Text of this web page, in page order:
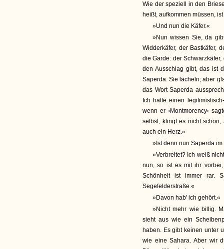
Wie der speziell in den
heißt, aufkommen müssen,
»Und nun die Käfer.«
»Nun wissen Sie, da
Widderkäfer, der Bastkäfer,
die Garde: der
den Ausschlag gibt, das ist
Saperda. Sie lächeln; aber
das Wort Saperda
Ich hatte einen
wenn er ›Montmorency‹
selbst, klingt es nicht
auch ein Herz.«
»Ist denn nun Saperda
»Verbreitet? Ich weiß
nun, so ist es mit ihr
Schönheit ist immer rar.
Segefelderstraße.«
»Davon hab' ich gehört.«
»Nicht mehr wie billig.
sieht aus wie ein
haben. Es gibt keinen unter
wie eine Sahara. Aber wir